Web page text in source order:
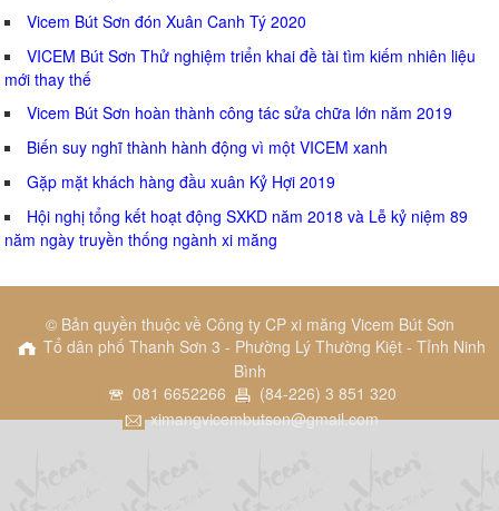
Vicem Bút Sơn đón Xuân Canh Tý 2020
VICEM Bút Sơn Thử nghiệm triển khai đề tài tìm kiếm nhiên liệu
mới thay thế
Vicem Bút Sơn hoàn thành công tác sửa chữa lớn năm 2019
Biến suy nghĩ thành hành động vì một VICEM xanh
Gặp mặt khách hàng đầu xuân Kỷ Hợi 2019
Hội nghị tổng kết hoạt động SXKD năm 2018 và Lễ kỷ niệm 89
năm ngày truyền thống ngành xi măng
© Bản quyền thuộc về Công ty CP xi măng Vicem Bút Sơn
Tổ dân phố Thanh Sơn 3 - Phường Lý Thường Kiệt - Tỉnh Ninh
Bình
081 6652266
(84-226) 3 851 320
ximangvicembutson@gmail.com